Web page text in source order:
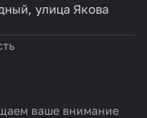
улица Якова
ваше внимание